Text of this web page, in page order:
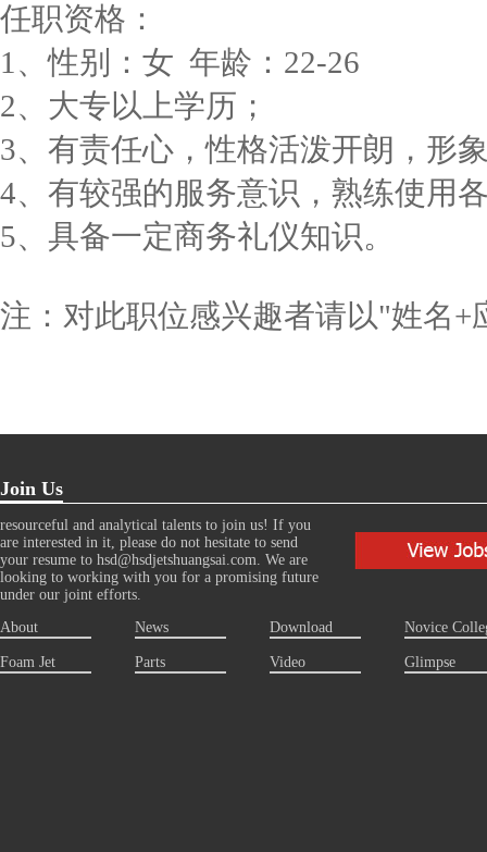
任职资格：
1、性别：女 年龄：22-26
2、大专以上学历；
3、有责任心，性格活泼开朗，形
4、有较强的服务意识，熟练使用
5、具备一定商务礼仪知识。
注：对此职位感兴趣者请以"姓名+
Join Us
resourceful and analytical talents to join us! If you
are interested in it, please do not hesitate to send
your resume to hsd@hsdjetshuangsai.com. We are
looking to working with you for a promising future
under our joint efforts.
About
News Download Novice
Foam Jet Parts Video Glimpse